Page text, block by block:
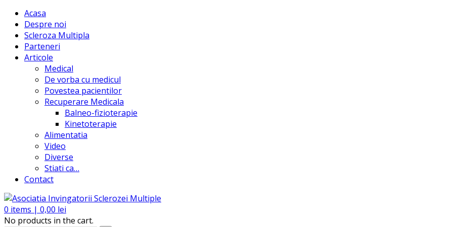
Acasa
Despre noi
Scleroza Multipla
Parteneri
Articole
Medical
De vorba cu medicul
Povestea pacientilor
Recuperare Medicala
Balneo-fizioterapie
Kinetoterapie
Alimentatia
Video
Diverse
Stiati ca…
Contact
0 items | 0,00 lei
No products in the cart.